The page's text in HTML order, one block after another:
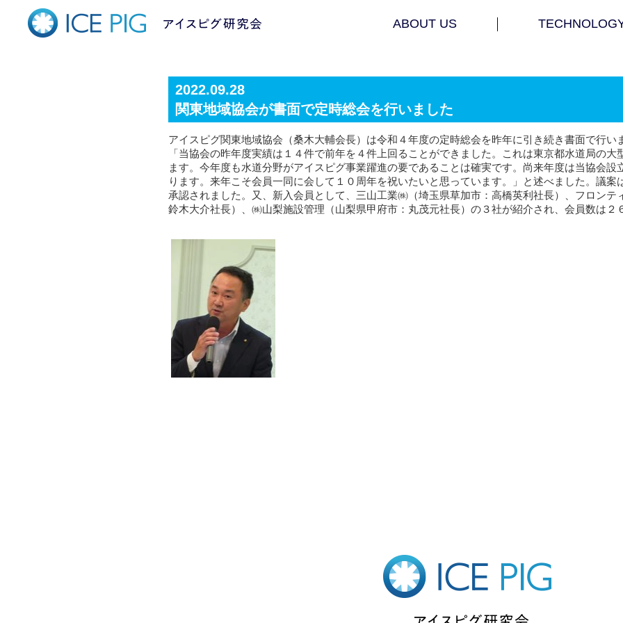
ABOUT US
2022.09.28
関東地域協会が書面で定時総会を行いました
アイスピグ関東地域協会（桑木大輔会長）は令和４年度の定時総会を昨年に引き続き書面で行い
「当協会の昨年度実績は１４件で前年を４件上回ることができました。これは東京都水道局の大
ます。今年度も水道分野がアイスピグ事業躍進の要であることは確実です。尚来年度は当協会設
ります。来年こそ会員一同に会して１０周年を祝いたいと思っています。」と述べました。議案
承認されました。又、新入会員として、三山工業㈱（埼玉県草加市：高橋英利社長）、フロンテ
鈴木大介社長）、㈱山梨施設管理（山梨県甲府市：丸茂元社長）の３社が紹介され、会員数は２